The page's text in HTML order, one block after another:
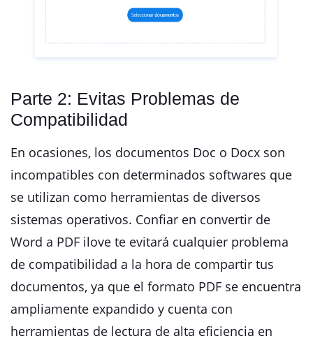
Parte 2: Evitas Problemas de
Compatibilidad
En ocasiones, los documentos Doc o Docx son
incompatibles con determinados softwares que
se utilizan como herramientas de diversos
sistemas operativos. Confiar en convertir de
Word a PDF ilove te evitará cualquier problema
de compatibilidad a la hora de compartir tus
documentos, ya que el formato PDF se encuentra
ampliamente expandido y cuenta con
herramientas de lectura de alta eficiencia en